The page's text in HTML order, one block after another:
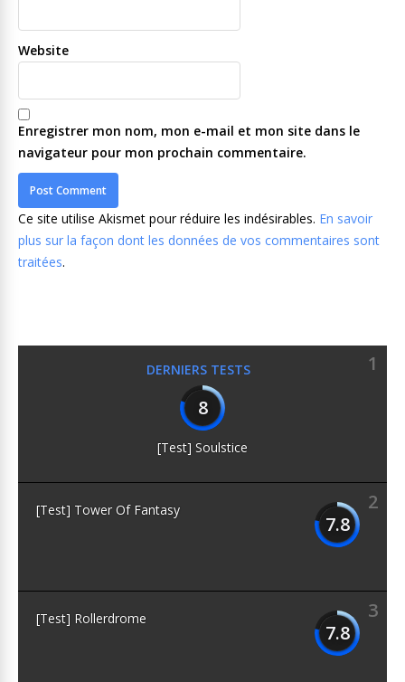
Website
Enregistrer mon nom, mon e-mail et mon site dans le
navigateur pour mon prochain commentaire.
Ce site utilise Akismet pour réduire les indésirables. En savoir
plus sur la façon dont les données de vos commentaires sont
traitées.
DERNIERS TESTS
1
8
[Test] Soulstice
2
7.8
[Test] Tower Of Fantasy
3
7.8
[Test] Rollerdrome